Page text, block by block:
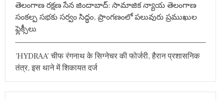
తెలంగాణ రక్షణ సేన జిందాబాద్: సామాజిక న్యాయ తెలంగాణ
సంకల్ప సభకు సర్వం సిద్ధం, ప్రాంగణంలో పలువురు ప్రముఖుల
ఫ్లెక్సీలు
‘HYDRAA’ चीफ रंगनाथ के सिग्नेचर की फोर्जरी, हैरान प्रशासनिक
तंत्र, इस थाने में शिकायत दर्ज